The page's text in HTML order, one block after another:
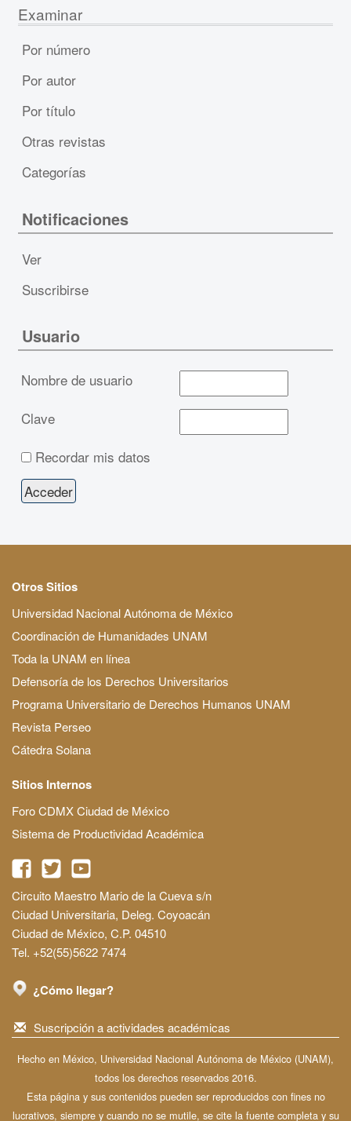
Examinar
Por número
Por autor
Por título
Otras revistas
Categorías
Notificaciones
Ver
Suscribirse
Usuario
Nombre de usuario
Clave
Recordar mis datos
Otros Sitios
Universidad Nacional Autónoma de México
Coordinación de Humanidades UNAM
Toda la UNAM en línea
Defensoría de los Derechos Universitarios
Programa Universitario de Derechos Humanos UNAM
Revista Perseo
Cátedra Solana
Sitios Internos
Foro CDMX Ciudad de México
Sistema de Productividad Académica
Circuito Maestro Mario de la Cueva s/n
Ciudad Universitaria, Deleg. Coyoacán
Ciudad de México, C.P. 04510
Tel. +52(55)5622 7474
¿Cómo llegar?
Suscripción a actividades académicas
Hecho en México, Universidad Nacional Autónoma de México (UNAM),
todos los derechos reservados 2016.
Esta página y sus contenidos pueden ser reproducidos con fines no
lucrativos, siempre y cuando no se mutile, se cite la fuente completa y su